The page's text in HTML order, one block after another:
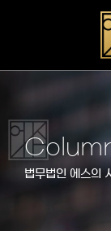
법무법인 에스의